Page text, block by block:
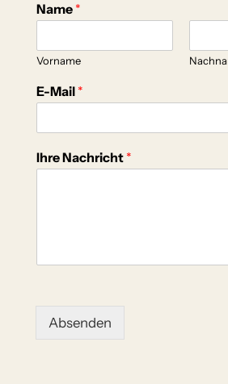
Name *
Vorname
N
a
h
i
c
E-Mail *
Ihre Nachricht *
Absenden